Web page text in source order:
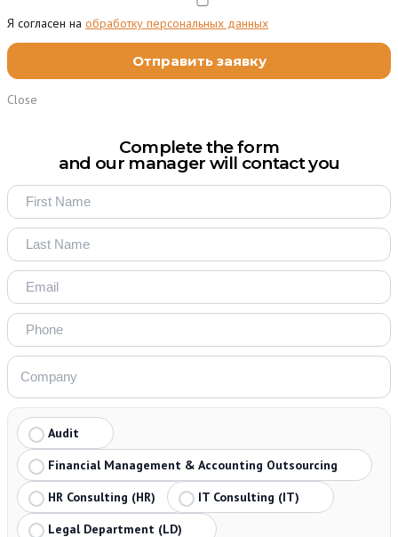
Я согласен на обработку персональных данных
Close
Complete the form
and our manager will contact you
Audit
Financial Management & Accounting Outsourcing
HR Consulting (HR)
IT Consulting (IT)
Legal Department (LD)